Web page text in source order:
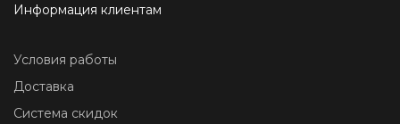
Информация клиентам
Условия работы
Доставка
Система скидок